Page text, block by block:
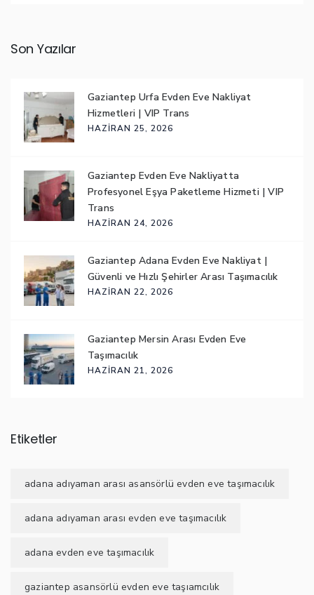
Son Yazılar
Gaziantep Urfa Evden Eve Nakliyat
Hizmetleri | VIP Trans
HAZIRAN 25, 2026
Gaziantep Evden Eve Nakliyatta
Profesyonel Eşya Paketleme Hizmeti | VIP
Trans
HAZIRAN 24, 2026
Gaziantep Adana Evden Eve Nakliyat |
Güvenli ve Hızlı Şehirler Arası Taşımacılık
HAZIRAN 22, 2026
Gaziantep Mersin Arası Evden Eve
Taşımacılık
HAZIRAN 21, 2026
Etiketler
adana adıyaman arası asansörlü evden eve taşımacılık
adana adıyaman arası evden eve taşımacılık
adana evden eve taşımacılık
gaziantep asansörlü evden eve taşıamcılık